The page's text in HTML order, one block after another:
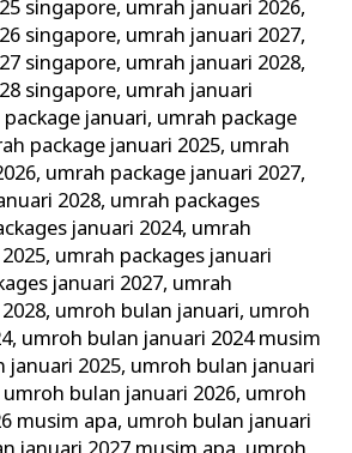
singapore, umrah januari 2026,
singapore, umrah januari 2027,
singapore, umrah januari 2028,
singapore, umrah januari
januari, umrah package
package januari 2025, umrah
, umrah package januari 2027,
2028, umrah packages
januari 2024, umrah
, umrah packages januari
januari 2027, umrah
, umroh bulan januari, umroh
, umroh bulan januari 2024 musim
januari 2025, umroh bulan januari
umroh bulan januari 2026, umroh
musim apa, umroh bulan januari